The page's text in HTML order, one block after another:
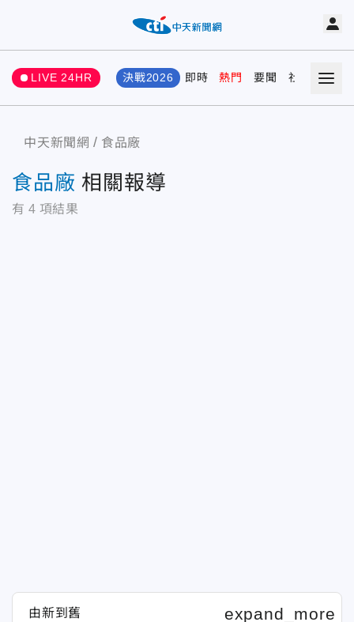
LIVE 24HR 決戰2026 即時 熱門 要聞 社會 娛樂
中天新聞網 食品廠
食品廠 相關報導
有 4 項結果